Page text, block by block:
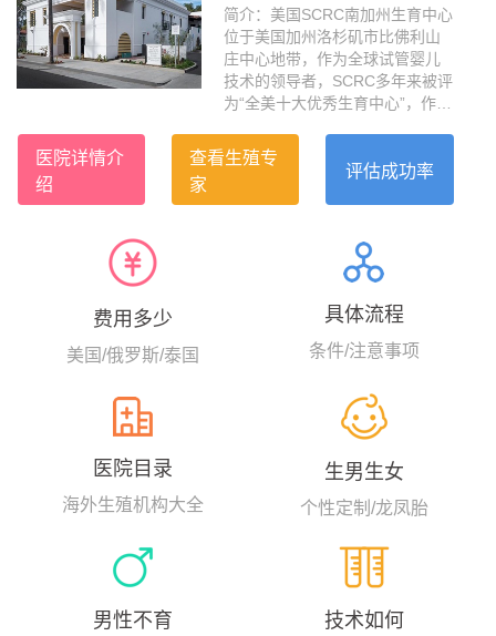
简介：美国SCRC南加州生育中心
位于美国加州洛杉矶市比佛利山
庄中心地带，作为全球试管婴儿
技术的领导者，SCRC多年来被评
为“全美十大优秀生育中心”，作为
被公认为医疗业的黄金标准，大
龄自卵活产成功率全美第一，高
管婴儿经验，早在上个世纪1993
年，美国SCRC的生育专家就完成
了美国西海岸第一例卵母细胞胞
浆内单精子注射（ICSI）的试管案
例，显著提高了卵子体外受精的
医院详情介
绍
查看生殖专
家
评估成功率
费用多少
美国/俄罗斯/泰国
具体流程
条件/注意事项
医院目录
海外生殖机构大全
生男生女
个性定制/龙凤胎
男性不育 技术如何